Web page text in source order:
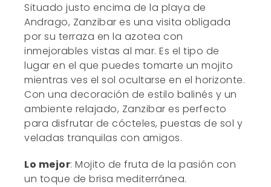
Situado justo encima de la playa de
Andrago, Zanzibar es una visita obligada
por su terraza en la azotea con
inmejorables vistas al mar. Es el tipo de
lugar en el que puedes tomarte un mojito
mientras ves el sol ocultarse en el horizonte.
Con una decoración de estilo balinés y un
ambiente relajado, Zanzibar es perfecto
para disfrutar de cócteles, puestas de sol y
veladas tranquilas con amigos.
Lo mejor: Mojito de fruta de la pasión con
un toque de brisa mediterránea.